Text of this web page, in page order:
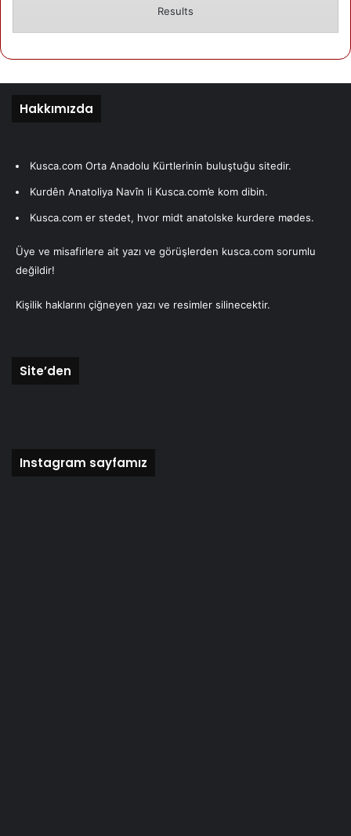
Results
Hakkımızda
Kusca.com Orta Anadolu Kürtlerinin buluştuğu sitedir.
Kurdên Anatoliya Navîn li Kusca.com’e kom dibin.
Kusca.com er stedet, hvor midt anatolske kurdere mødes.
Üye ve misafirlere ait yazı ve görüşlerden kusca.com sorumlu
değildir!
Kişilik haklarını çiğneyen yazı ve resimler silinecektir.
Site’den
Instagram sayfamız